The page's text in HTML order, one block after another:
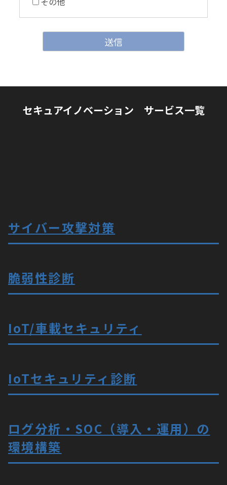
セキュアイノベーション サービス一覧
サイバー攻撃対策
脆弱性診断
IoT/車載セキュリティ
IoTセキュリティ診断
ログ分析・SOC（導入・運用）の
環境構築